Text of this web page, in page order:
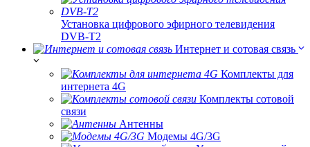
Установка цифрового эфирного телевидения
DVB-T2
Интернет и сотовая связь
Комплекты для
интернета 4G
Комплекты сотовой
связи
Антенны
Модемы 4G/3G